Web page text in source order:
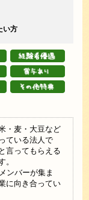
い方
・麦・大豆など
ている法人で
言ってもらえる
。
ンバーが集ま
に向き合ってい